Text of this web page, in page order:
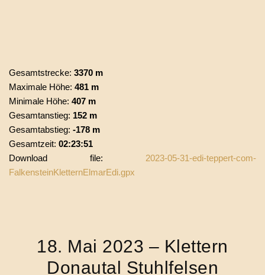
Gesamtstrecke: 3370 m
Maximale Höhe: 481 m
Minimale Höhe: 407 m
Gesamtanstieg: 152 m
Gesamtabstieg: -178 m
Gesamtzeit: 02:23:51
Download file: 2023-05-31-edi-teppert-com-
FalkensteinKletternElmarEdi.gpx
18. Mai 2023 – Klettern
Donautal Stuhlfelsen